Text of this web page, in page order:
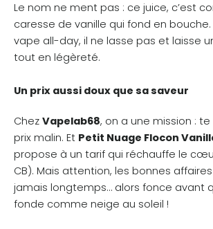
Le nom ne ment pas : ce juice, c’est
caresse de vanille qui fond en
vape all-day, il ne lasse pas et laisse
tout en légèreté.
Un prix aussi doux que sa saveur
Chez Vapelab68, on a une mission :
prix malin. Et Petit Nuage Flocon
propose à un tarif qui réchauffe le
CB). Mais attention, les bonnes
jamais longtemps… alors fonce avant
fonde comme neige au soleil !